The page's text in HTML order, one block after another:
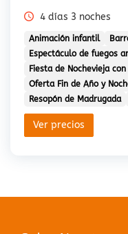
4 días 3 noches
Animación infantil
Espectáculo de fuegos
Fiesta de Nochevieja
Oferta Fin de Año y
Resopón de Madrugada
Ver precios